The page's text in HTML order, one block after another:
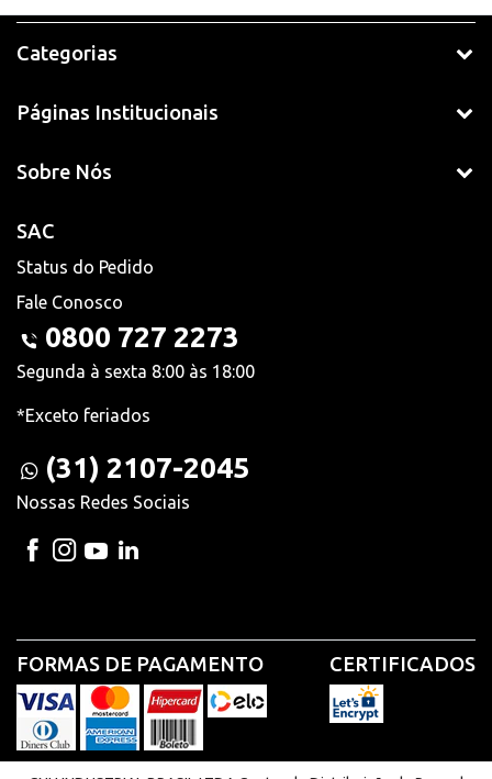
Categorias
Páginas Institucionais
Sobre Nós
SAC
Status do Pedido
Fale Conosco
0800 727 2273
Segunda à sexta 8:00 às 18:00
*Exceto feriados
(31) 2107-2045
Nossas Redes Sociais
FORMAS DE PAGAMENTO CERTIFICADOS